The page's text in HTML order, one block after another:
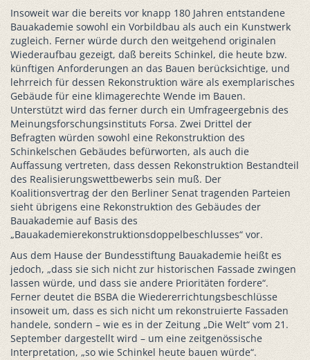
Insoweit war die bereits vor knapp 180 Jahren entstandene
Bauakademie sowohl ein Vorbildbau als auch ein Kunstwerk
zugleich. Ferner würde durch den weitgehend originalen
Wiederaufbau gezeigt, daß bereits Schinkel, die heute bzw.
künftigen Anforderungen an das Bauen berücksichtige, und
lehrreich für dessen Rekonstruktion wäre als exemplarisches
Gebäude für eine klimagerechte Wende im Bauen.
Unterstützt wird das ferner durch ein Umfrageergebnis des
Meinungsforschungsinstituts Forsa. Zwei Drittel der
Befragten würden sowohl eine Rekonstruktion des
Schinkelschen Gebäudes befürworten, als auch die
Auffassung vertreten, dass dessen Rekonstruktion Bestandteil
des Realisierungswettbewerbs sein muß. Der
Koalitionsvertrag der den Berliner Senat tragenden Parteien
sieht übrigens eine Rekonstruktion des Gebäudes der
Bauakademie auf Basis des
„Bauakademierekonstruktionsdoppelbeschlusses“ vor.
Aus dem Hause der Bundesstiftung Bauakademie heißt es
jedoch, „dass sie sich nicht zur historischen Fassade zwingen
lassen würde, und dass sie andere Prioritäten fordere“.
Ferner deutet die BSBA die Wiedererrichtungsbeschlüsse
insoweit um, dass es sich nicht um rekonstruierte Fassaden
handele, sondern – wie es in der Zeitung „Die Welt“ vom 21.
September dargestellt wird – um eine zeitgenössische
Interpretation, „so wie Schinkel heute bauen würde“.